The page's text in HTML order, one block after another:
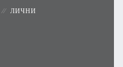
ЛИЧНИ